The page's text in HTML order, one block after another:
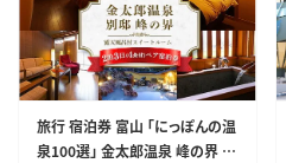
旅行 宿泊券 富山 「にっぽんの温
泉100選」 金太郎温泉 峰の界 露